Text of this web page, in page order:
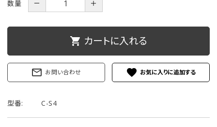
数量 － ＋
shopping_cart カートに入れる
mail_outline お問い合わせ favorite
型番: C-S4